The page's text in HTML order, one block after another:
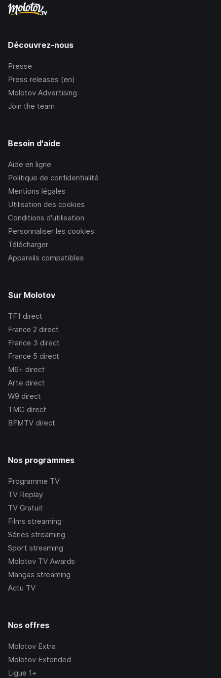
Découvrez-nous
Presse
Press releases (en)
Molotov Advertising
Join the team
Besoin d'aide
Aide en ligne
Politique de confidentialité
Mentions légales
Utilisation des cookies
Conditions d’utilisation
Personnaliser les cookies
Télécharger
Appareils compatibles
Sur Molotov
TF1 direct
France 2 direct
France 3 direct
France 5 direct
M6+ direct
Arte direct
W9 direct
TMC direct
BFMTV direct
Nos programmes
Programme TV
TV Replay
TV Gratuit
Films streaming
Séries streaming
Sport streaming
Molotov TV Awards
Mangas streaming
Actu TV
Nos offres
Molotov Extra
Molotov Extended
Ligue 1+